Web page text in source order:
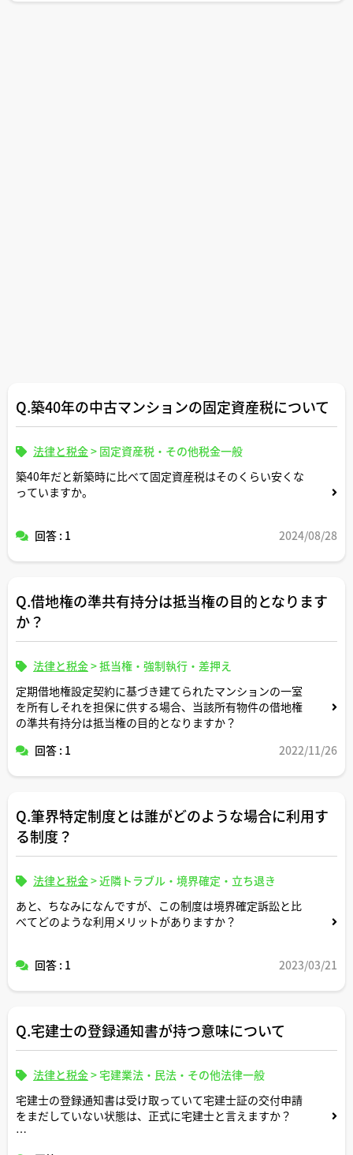
Q.築40年の中古マンションの固定資産税について
法律と税金> 固定資産税・その他税金一般
築40年だと新築時に比べて固定資産税はそのくらい安くな
っていますか。
回答 : 1 2024/08/28
Q.借地権の準共有持分は抵当権の目的となります
か？
法律と税金>抵当権・強制執行・差押え
定期借地権設定契約に基づき建てられたマンションの一室
を所有しそれを担保に供する場合、当該所有物件の借地権
の準共有持分は抵当権の目的となりますか？
回答 : 1
2022/11/26
Q.筆界特定制度とは誰がどのような場合に利用す
る制度？
法律と税金>近隣トラブル・境界確定・立ち退き
あと、ちなみになんですが、この制度は境界確定訴訟と比
べてどのような利用メリットがありますか？
回答 : 1 2023/03/21
Q.宅建士の登録通知書が持つ意味について
法律と税金>宅建業法・民法・その他法律一般
宅建士の登録通知書は受け取っていて宅建士証の交付申請
をまだしていない状態は、正式に宅建士と言えますか？